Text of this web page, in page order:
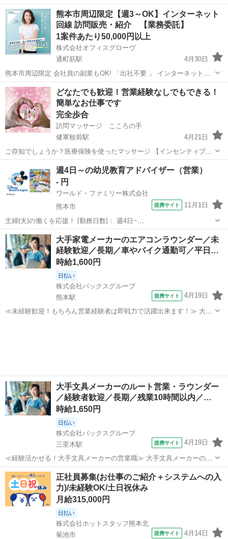
線 販売紹介 のお仕事です。 私たちは地域の人々に役立つ 大手通信キ
ャリアのインターネット回線 の商品やサービスをご案内し、ご契約い
ただきま...
熊本 熊本市 健軍町駅 営業 業務委託
熊本市周辺限定【週3～OK】インターネット
回線 訪問販売・紹介 【業務委託】
1案件あたり50,000円以上
株式会社オフィスグローヴ
通町筋駅
4月30日
熊本市周辺限定 会社員の副業もOK! 「出社不要 」 インターネット回
線 販売紹介 のお仕事です。 私たちは地域の人々に役立つ 大手通信キ
ャリアのインターネット回線 の商品やサービスをご案内し、ご契約い
ただきま...
熊本 熊本市 通町筋駅 営業 業務委託
どなたでも歓迎！営業経験なしでもできる！
簡単なお仕事です
完全歩合
訪問マッサージ こころの手
健軍校前駅
4月21日
ご存知でしょうか？医療保険を使ったマッサージ 【インセンティブあ
り/スキマ時間OK】 好きな時間で働ける 在宅医療をつなぐ”お仕事！営
業サポートスタッフ募集★ 訪問マッサージこころの手 「営業サポー
ト」 募集/医療現場で...
熊本市 健軍校前駅 営業 医療機関
週4日～の幼児教育アドバイザー（営業）
- 円
ワールド・ファミリー株式会社
熊本市
提携サイト 11月1日
主婦(夫)の働くを応援！ [勤務日数]： 週4日~
10:00~17:00/10:00~16:00/10:00~15:00/09:30~14:00 [勤務地・最寄
駅]： 熊本県熊本市南区 ※勤務エリア選択可 ワールド・...
熊本 熊本市 営業
大手家電メーカーのエアコンラウンダー／未
経験歓迎／長期／車やバイク通勤可／平日…
時給1,600円
日払い
株式会社バックスグループ
熊本駅
提携サイト 4月19日
≪未経験歓迎！もちろん営業経験者は即戦力で活躍出来ます！≫ 大手
大手文具メーカーのルート営業・ラウンダー
／経験者歓迎／長期／残業10時間以内／…
時給1,650円
日払い
株式会社バックスグループ
三里木駅
提携サイト 4月19日
≪経験活かせる！大手文具メーカーの営業職≫ 大手文具メーカーの営
業担当として、小売店を巡回し、 売上をアップするための戦略や、店
舗担当の方との打ち合わせなどをお任せします。 ■具体的には… ・販
売動向のヒアリング ・新製...
熊本 菊池市 三里木駅 営業
正社員募集(お仕事のご紹介＋システムへの入
力)/未経験OK/土日祝休み
月給315,000円
日払い
株式会社ホットスタッフ熊本北
菊池市
提携サイト 4月14日